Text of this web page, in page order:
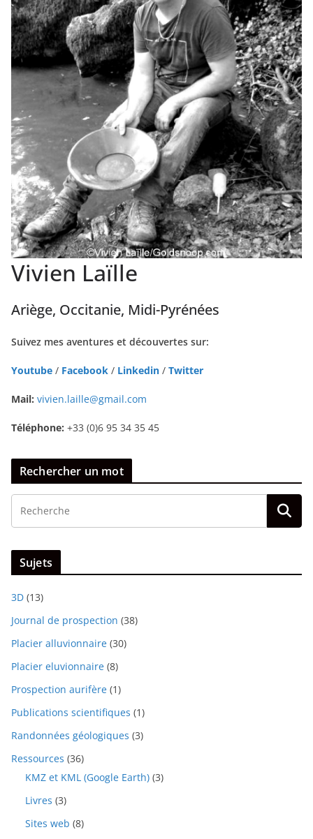
Vivien Laïlle
Ariège, Occitanie, Midi-Pyrénées
Suivez mes aventures et découvertes sur:
Youtube / Facebook / Linkedin / Twitter
Mail: vivien.laille@gmail.com
Téléphone: +33 (0)6 95 34 35 45
Rechercher un mot
Sujets
3D (13)
Journal de prospection (38)
Placier alluvionnaire (30)
Placier eluvionnaire (8)
Prospection aurifère (1)
Publications scientifiques (1)
Randonnées géologiques (3)
Ressources (36)
KMZ et KML (Google Earth) (3)
Livres (3)
Sites web (8)